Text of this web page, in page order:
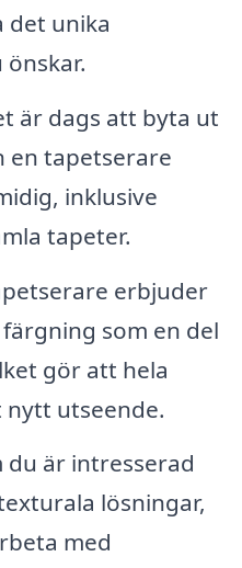
det unika
är dags att byta ut
en tapetserare
inklusive
tapeter.
erbjuder
som en del
gör att hela
utseende.
du är intresserad
lösningar,
med